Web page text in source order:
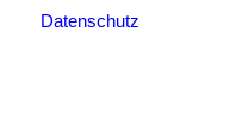
Datenschutz